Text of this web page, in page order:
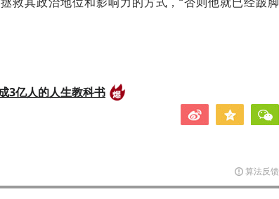
3亿人的人生教科书
算法反馈